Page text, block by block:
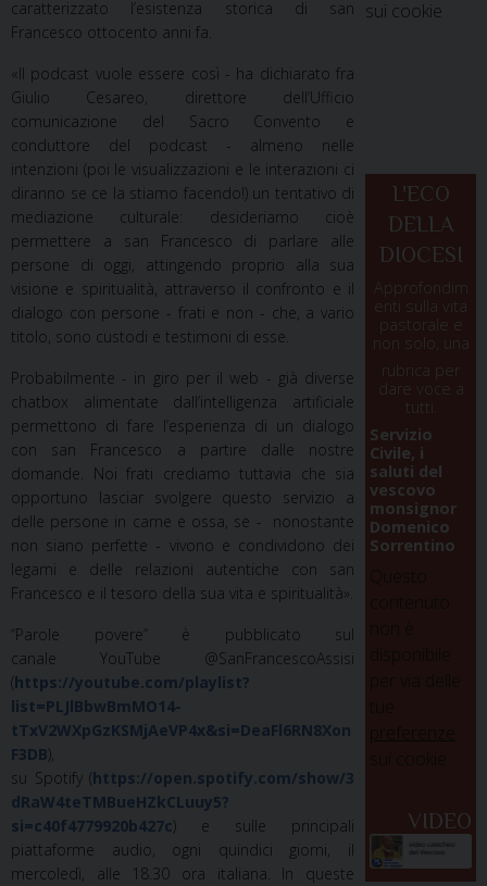
caratterizzato l’esistenza storica di san
Francesco ottocento anni fa.
«Il podcast vuole essere così - ha dichiarato fra
Giulio Cesareo, direttore dell’Ufficio
comunicazione del Sacro Convento e
conduttore del podcast - almeno nelle
intenzioni (poi le visualizzazioni e le interazioni ci
diranno se ce la stiamo facendo!) un tentativo di
mediazione culturale: desideriamo cioè
permettere a san Francesco di parlare alle
persone di oggi, attingendo proprio alla sua
visione e spiritualità, attraverso il confronto e il
dialogo con persone - frati e non - che, a vario
titolo, sono custodi e testimoni di esse.
Probabilmente - in giro per il web - già diverse
chatbox alimentate dall’intelligenza artificiale
permettono di fare l’esperienza di un dialogo
con san Francesco a partire dalle nostre
domande. Noi frati crediamo tuttavia che sia
opportuno lasciar svolgere questo servizio a
delle persone in carne e ossa, se - nonostante
non siano perfette - vivono e condividono dei
legami e delle relazioni autentiche con san
Francesco e il tesoro della sua vita e spiritualità».
“Parole povere” è pubblicato sul
canale YouTube @SanFrancescoAssisi
(https://youtube.com/playlist?
list=PLJlBbwBmMO14-
tTxV2WXpGzKSMjAeVP4x&si=DeaFl6RN8Xon
F3DB),
su Spotify (https://open.spotify.com/show/3
dRaW4teTMBueHZkCLuuy5?
si=c40f4779920b427c) e sulle principali
piattaforme audio, ogni quindici giorni, il
mercoledì, alle 18.30 ora italiana. In queste
sui cookie
L'ECO
DELLA
DIOCESI
Approfondim
enti sulla vita
pastorale e
non solo, una
rubrica per
dare voce a
tutti.
Servizio
Civile, i
saluti del
vescovo
monsignor
Domenico
Sorrentino
VIDEO